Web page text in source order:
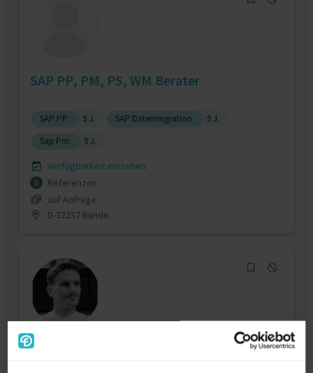
SAP PP, PM, PS, WM Berater
SAP PP 9 J. SAP Datenmigration
9 J.
Sap Pm
9 J.
Verfügbarkeit einsehen
5
Referenzen
auf Anfrage
D-32257 Bünde
SAP Consultant